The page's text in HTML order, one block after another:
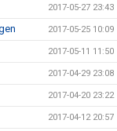
2017-05-27 23:43
2017-05-25 10:09
2017-05-11 11:50
2017-04-29 23:08
2017-04-20 23:22
2017-04-12 20:57